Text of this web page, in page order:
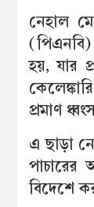
নেহাল
হয়, যার
প্রমাণ
এ ছাড়া
বিদেশে